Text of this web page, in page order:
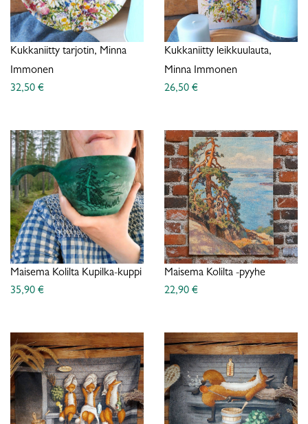
Kukkaniitty tarjotin, Minna
Immonen
32,50 €
Kukkaniitty leikkuulauta,
Minna Immonen
26,50 €
Maisema Kolilta Kupilka-kuppi
35,90 €
Maisema Kolilta -pyyhe
22,90 €